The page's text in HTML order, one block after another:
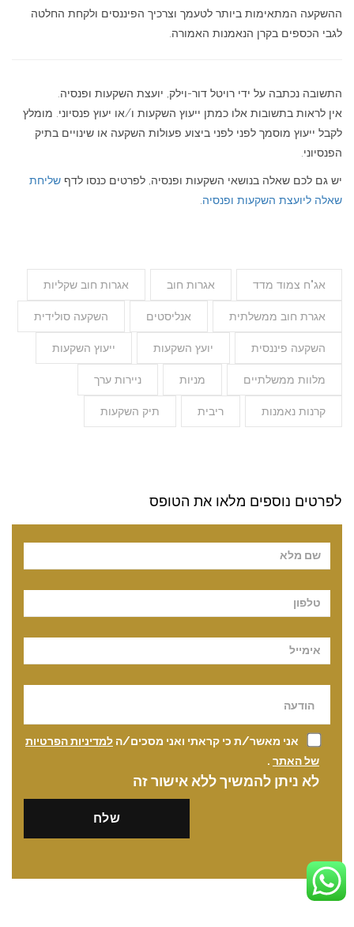
ההשקעה המתאימות ביותר לטעמך וצרכיך הפיננסים ולקחת החלטה
לגבי הכספים בקרן הנאמנות האמורה.
התשובה נכתבה על ידי רויטל דור-וילק, יועצת השקעות ופנסיה.
אין לראות בתשובות אלו כמתן ייעוץ השקעות ו/או יעוץ פנסיוני. מומלץ
לקבל ייעוץ מוסמך לפני לפני ביצוע פעולות השקעה או שינויים בתיק
הפנסיוני.
יש גם לכם שאלה בנושאי השקעות ופנסיה, לפרטים כנסו לדף שליחת
שאלה ליועצת השקעות ופנסיה
אג"ח צמוד מדד אגרות חוב אגרות חוב שקליות
אגרת חוב ממשלתית אנליסטים השקעה סולידית
השקעה פיננסית יועץ השקעות ייעוץ השקעות
מלוות ממשלתיים מניות ניירות ערך
קרנות נאמנות ריבית תיק השקעות
לפרטים נוספים מלאו את הטופס
אני מאשר/ת כי קראתי ואני מסכים/ה למדיניות הפרטיות
של האתר .
לא ניתן להמשיך ללא אישור זה